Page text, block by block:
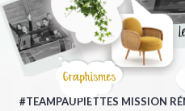
#TEAMPAUPIETTES MISSION